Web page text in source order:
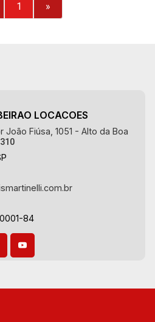
1 »
LOCACOES
João Fiúsa, 1051 - Alto da Boa
84